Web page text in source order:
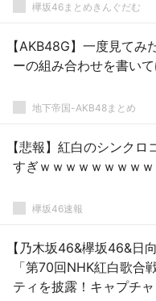
欅坂46まとめきんぐだむ
【AKB48G】一度見てみ
ーの組み合わせを書い
地下帝国-AKB48まとめ
【悲報】紅白のシンクロ
すぎｗｗｗｗｗｗｗｗ
欅坂46速報
【乃木坂46&欅坂46&日
「第70回NHK紅白歌合
ティを披露！キャプチ